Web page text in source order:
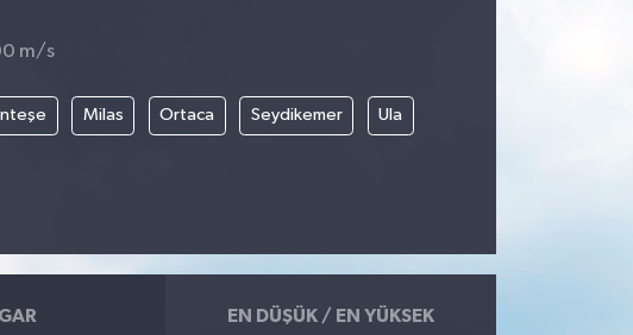
m/s
Milas Ortaca Seydikemer Ula
EN DÜŞÜK / EN YÜKSEK